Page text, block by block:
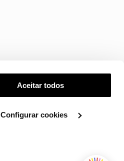
Aceitar todos
Configurar cookies